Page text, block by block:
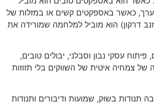
הערך, כאשר באספקטים קשים או במזלות של
דרקון) הוא מוביל למלחמה שמורידה את
עסקי נבון וסבלני, יבולים טובים,
צמחיה איטית של השווקים בלי תזוזות
תנודות בשוק, שמועות ודיבורים ותנודות